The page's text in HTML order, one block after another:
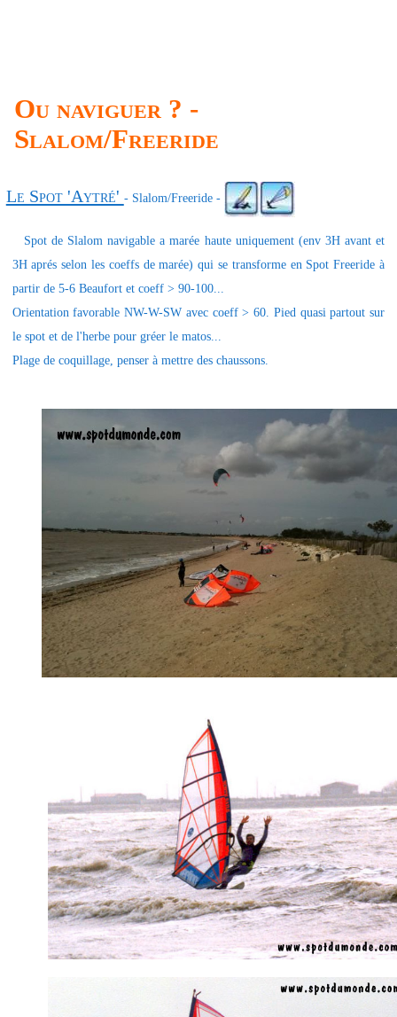
Ou naviguer ? -
Slalom/Freeride
Le Spot 'Aytré' - Slalom/Freeride -
Spot de Slalom navigable a marée haute uniquement (env 3H avant et
3H aprés selon les coeffs de marée) qui se transforme en Spot Freeride à
partir de 5-6 Beaufort et coeff > 90-100...
Orientation favorable NW-W-SW avec coeff > 60. Pied quasi partout sur
le spot et de l'herbe pour gréer le matos...
Plage de coquillage, penser à mettre des chaussons.